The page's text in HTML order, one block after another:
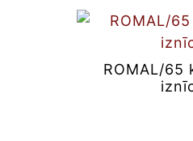
ROMAL/65